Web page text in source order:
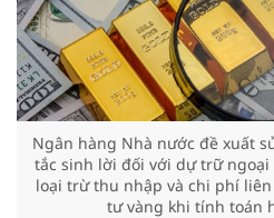
Ngân hàng Nhà nước đề xuất
tắc sinh lời đối với dự trữ
loại trừ thu nhập và chi phí
tư vàng khi tính toán